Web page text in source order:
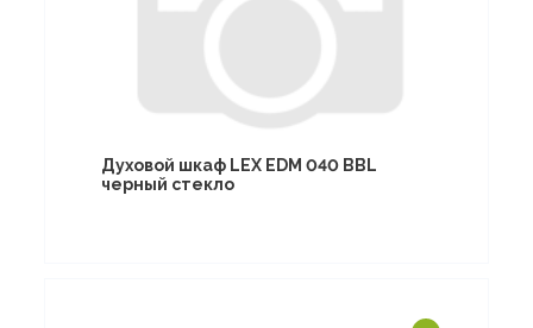
Духовой шкаф LEX EDM 040 BBL
черный стекло